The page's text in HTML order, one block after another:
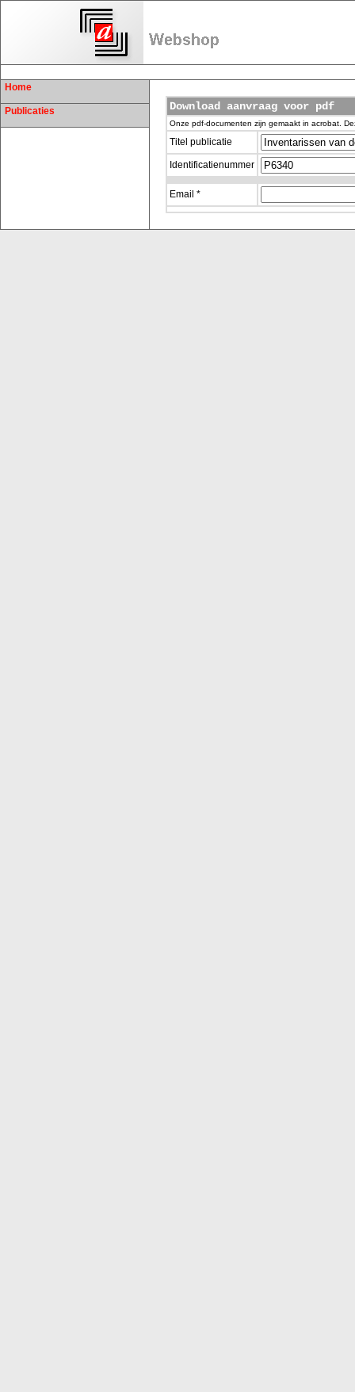
Home
Publicaties Download aanvraag voor pdf
Onze pdf-documenten zijn gemaakt in acrobat.
Titel publicatie
Identificatienummer
Email *